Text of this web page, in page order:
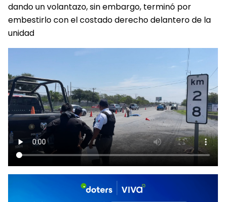
dando un volantazo, sin embargo, terminó por
embestirlo con el costado derecho delantero de la
unidad